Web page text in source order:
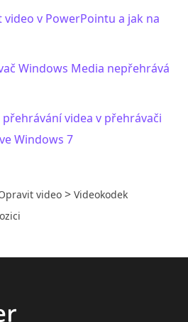
video v PowerPointu a jak na
Windows Media nepřehrává
videa v přehrávači
Windows 7
video > Videokodek